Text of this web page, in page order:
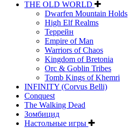
THE OLD WORLD
Dwarfen Mountain Holds
High Elf Realms
Террейн
Empire of Man
Warriors of Chaos
Kingdom of Bretonia
Orc & Goblin Tribes
Tomb Kings of Khemri
INFINITY (Corvus Belli)
Conquest
The Walking Dead
Зомбицид
Настольные игры